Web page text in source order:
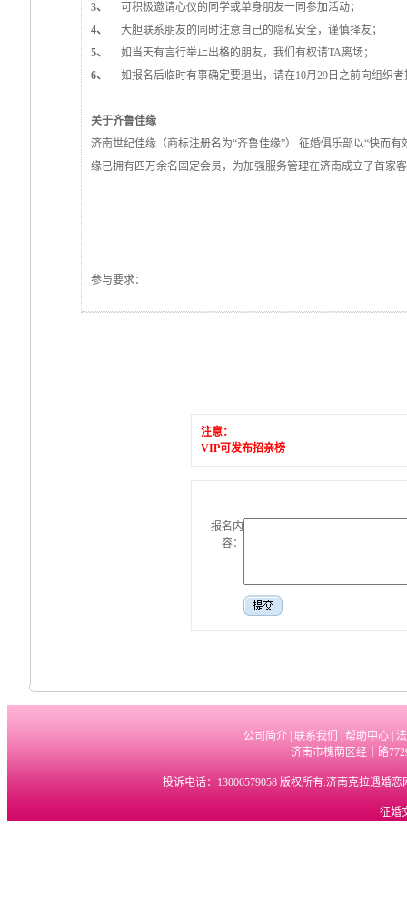
3、
可积极邀请心仪的同学或单身朋友一同参加活动；
4、 大胆联系朋友的同时注意自己的隐私安全，谨慎择友；
5、 如当天有言行举止出格的朋友，我们有权请TA离场；
6、 如报名后临时有事确定要退出，请在10月29日之前向组织
关于齐鲁佳缘
济南世纪佳缘（商标注册名为“齐鲁佳缘”） 征婚俱乐部以“快而
缘已拥有四万余名固定会员，为加强服务管理在济南成立了首家
参与要求：
注意：
VIP可发布招亲榜
报名内
容：
公司简介 联系我们 帮助中心
济南市槐荫区经十路
投诉电话：13006579058 版权所有:济南克拉遇婚
征婚